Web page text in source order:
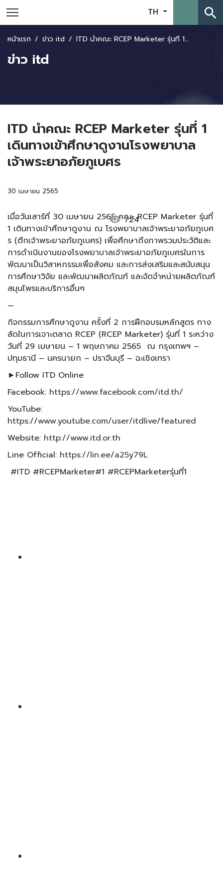
TH search
หน้าแรก ข่าว itd ITD นำคณะ RCEP Marketer รุ่นที่ 1 เดินทางเข้าศึกษาดูงานโรงพยาบาลเจ้าพระยาอภัยภูเบศร
ข่าว itd
ITD นำคณะ RCEP Marketer รุ่นที่ 1
เดินทางเข้าศึกษาดูงานโรงพยาบาล
เจ้าพระยาอภัยภูเบศร
30 เมษายน 2565
visibility724
เมื่อวันเสาร์ที่ 30 เมษายน 2565 คณะ RCEP Marketer รุ่นที่
1 เดินทางเข้าศึกษาดูงาน ณ โรงพยาบาลเจ้าพระยาอภัยภูเบศ
ร (ตึกเจ้าพระยาอภัยภูเบศร) เพื่อศึกษาถึงภาพรวมประวัติและ
การดำเนินงานของโรงพยาบาลเจ้าพระยาอภัยภูเบศรในการ
พัฒนาเป็นวิสาหกรรมเพื่อสังคม และการส่งเสริมและสนับสนุน
การศึกษาวิจัย และพัฒนาผลิตภัณฑ์ และจัดจำหน่ายผลิตภัณฑ์
สมุนไพรและบริการอื่นๆ
—
กิจกรรมการศึกษาดูงาน ครั้งที่ 2 การฝึกอบรมหลักสูตร ทาง
ลัดในการเจาะตลาด RCEP (RCEP Marketer) รุ่นที่ 1 ระหว่าง
วันที่ 29 เมษายน – 1 พฤษภาคม 2565 ณ กรุงเทพฯ –
ปทุมธานี – นครนายก – ปราจีนบุรี – ฉะเชิงเทรา
►Follow ITD Online
Facebook: https://www.facebook.com/itd.th/
YouTube:
https://www.youtube.com/user/itdlive/featured
Website: http://www.itd.or.th
Line Official: https://lin.ee/a25y79L
#ITD #RCEPMarketer#1 #RCEPMarketerรุ่นที่1